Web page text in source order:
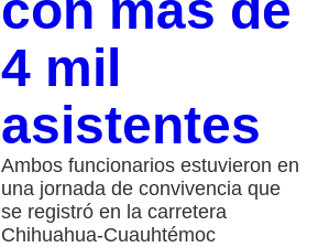
4 mil
asistentes
Ambos funcionarios estuvieron en
una jornada de convivencia que
se registró en la carretera
Chihuahua-Cuauhtémoc